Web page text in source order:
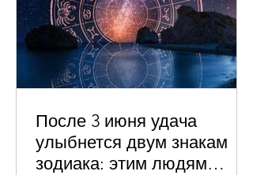
После 3 июня удача
улыбнется двум знакам
зодиака: этим людям